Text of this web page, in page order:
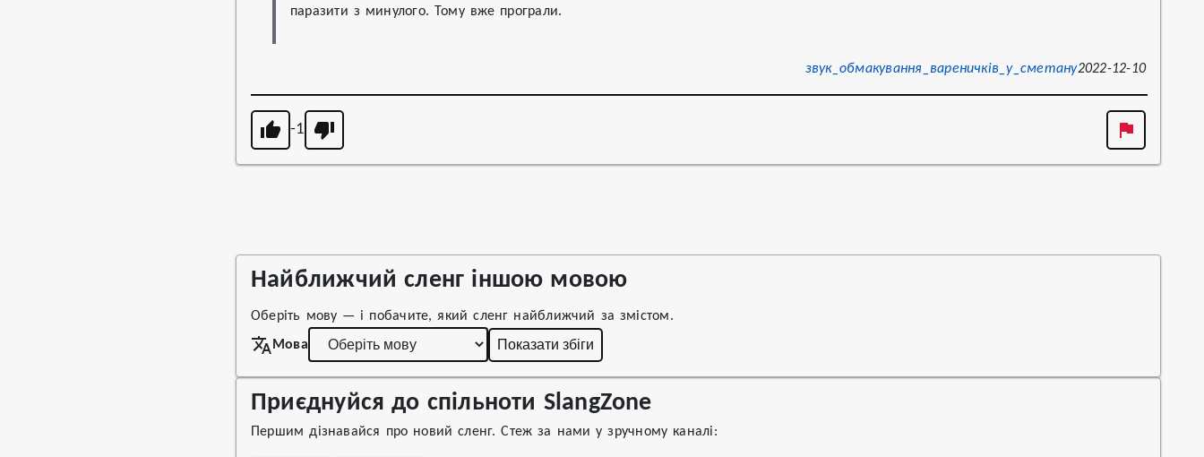
паразити з минулого. Тому вже програли.
звук_обмакування_вареничків_у_сметану2022-12-10
-1
Найближчий сленг іншою мовою
Оберіть мову — і побачите, який сленг найближчий за змістом.
Мова
Показати збіги
Приєднуйся до спільноти SlangZone
Першим дізнавайся про новий сленг. Стеж за нами у зручному каналі: